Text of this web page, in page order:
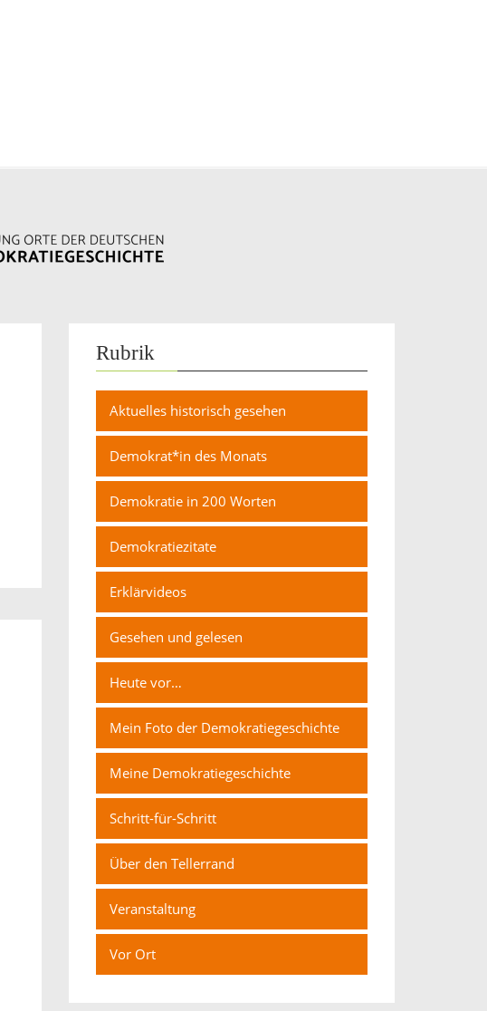
Rubrik
Aktuelles historisch gesehen
Demokrat*in des Monats
Demokratie in 200 Worten
Demokratiezitate
Erklärvideos
Gesehen und gelesen
Heute vor…
Mein Foto der Demokratiegeschichte
Meine Demokratiegeschichte
Schritt-für-Schritt
Über den Tellerrand
Veranstaltung
Vor Ort